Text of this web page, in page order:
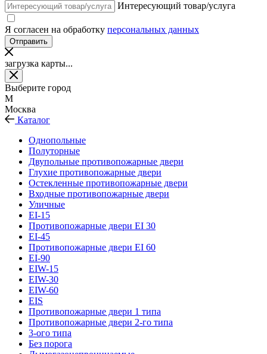
Интересующий товар/услуга
Я согласен на обработку персональных данных
загрузка карты...
Выберите город
М
Москва
Каталог
Однопольные
Полуторные
Двупольные противопожарные двери
Глухие противопожарные двери
Остекленные противопожарные двери
Входные противопожарные двери
Уличные
EI-15
Противопожарные двери EI 30
EI-45
Противопожарные двери EI 60
EI-90
EIW-15
EIW-30
EIW-60
EIS
Противопожарные двери 1 типа
Противопожарные двери 2-го типа
3-ого типа
Без порога